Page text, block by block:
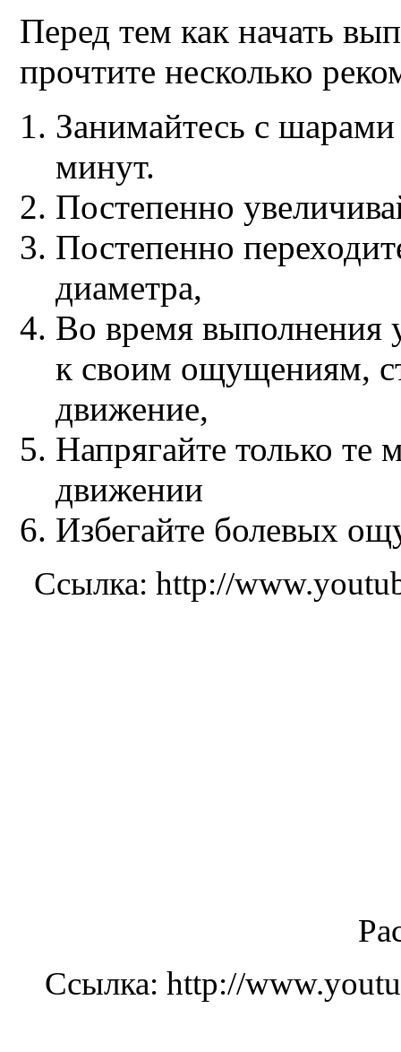
Перед тем как начать
прочтите несколько
Занимайтесь с
минут.
Постепенно
Постепенно
диаметра,
Во время выполнения
к своим ощущениям,
движение,
Напрягайте только
движении
Избегайте болевых
Ссылка: http://
Ссылка: http://